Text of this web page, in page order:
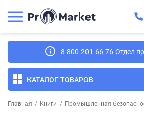
8-800-201-66-76 Отдел
КАТАЛОГ ТОВАРОВ
Главная / Книги / Промышленная